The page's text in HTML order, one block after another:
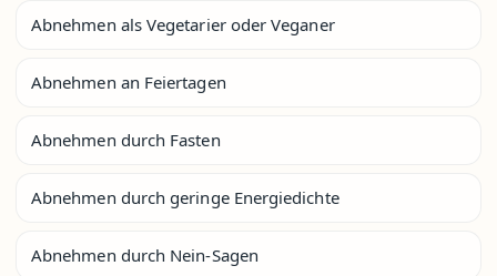
Abnehmen als Vegetarier oder Veganer
Abnehmen an Feiertagen
Abnehmen durch Fasten
Abnehmen durch geringe Energiedichte
Abnehmen durch Nein-Sagen